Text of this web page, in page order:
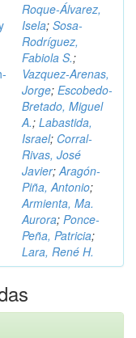
Roque-Álvarez,
Isela; Sosa-
Rodríguez,
Fabiola S.;
Vazquez-Arenas,
Jorge; Escobedo-
Bretado, Miguel
A.; Labastida,
Israel; Corral-
Rivas, José
Javier;Aragón-
Piña, Antonio;
Armienta, Ma.
Aurora; Ponce-
Peña, Patricia;
Lara, René H.